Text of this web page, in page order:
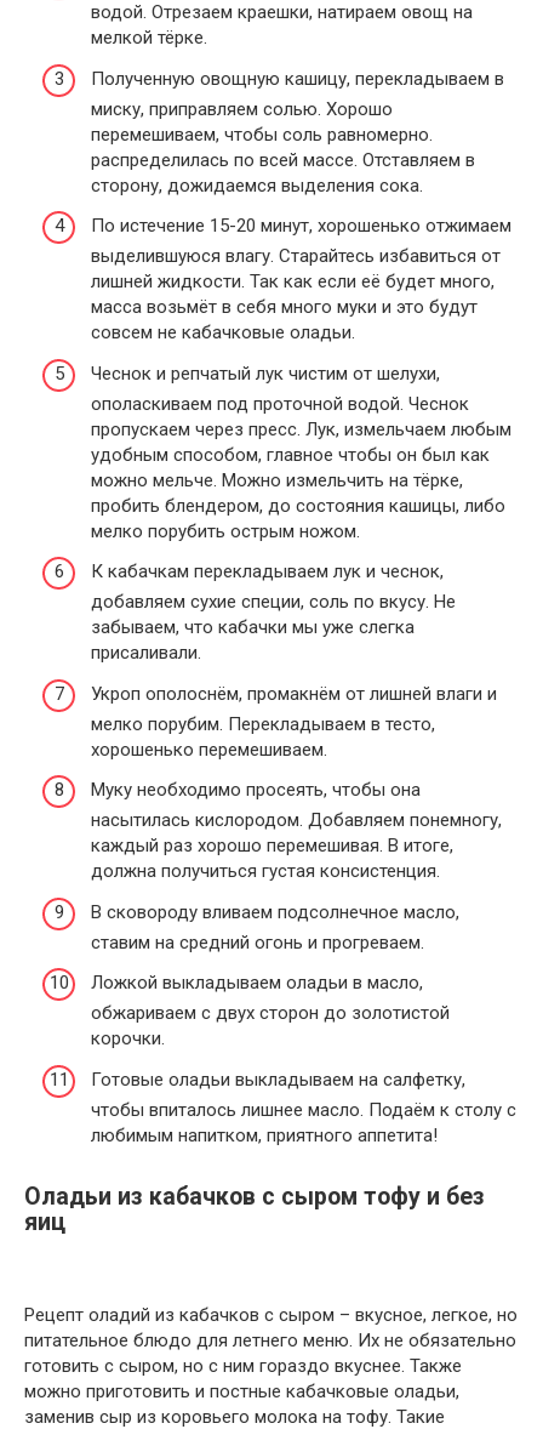
водой. Отрезаем краешки, натираем овощ на
мелкой тёрке.
Полученную овощную кашицу, перекладываем в
миску, приправляем солью. Хорошо
перемешиваем, чтобы соль равномерно.
распределилась по всей массе. Отставляем в
сторону, дожидаемся выделения сока.
По истечение 15-20 минут, хорошенько отжимаем
выделившуюся влагу. Старайтесь избавиться от
лишней жидкости. Так как если её будет много,
масса возьмёт в себя много муки и это будут
совсем не кабачковые оладьи.
Чеснок и репчатый лук чистим от шелухи,
ополаскиваем под проточной водой. Чеснок
пропускаем через пресс. Лук, измельчаем любым
удобным способом, главное чтобы он был как
можно мельче. Можно измельчить на тёрке,
пробить блендером, до состояния кашицы, либо
мелко порубить острым ножом.
К кабачкам перекладываем лук и чеснок,
добавляем сухие специи, соль по вкусу. Не
забываем, что кабачки мы уже слегка
присаливали.
Укроп ополоснём, промакнём от лишней влаги и
мелко порубим. Перекладываем в тесто,
хорошенько перемешиваем.
Муку необходимо просеять, чтобы она
насытилась кислородом. Добавляем понемногу,
каждый раз хорошо перемешивая. В итоге,
должна получиться густая консистенция.
В сковороду вливаем подсолнечное масло,
ставим на средний огонь и прогреваем.
Ложкой выкладываем оладьи в масло,
обжариваем с двух сторон до золотистой
корочки.
Готовые оладьи выкладываем на салфетку,
чтобы впиталось лишнее масло. Подаём к столу с
любимым напитком, приятного аппетита!
Оладьи из кабачков с сыром тофу и без
яиц
Рецепт оладий из кабачков с сыром – вкусное, легкое, но
питательное блюдо для летнего меню. Их не обязательно
готовить с сыром, но с ним гораздо вкуснее. Также
можно приготовить и постные кабачковые оладьи,
заменив сыр из коровьего молока на тофу. Такие